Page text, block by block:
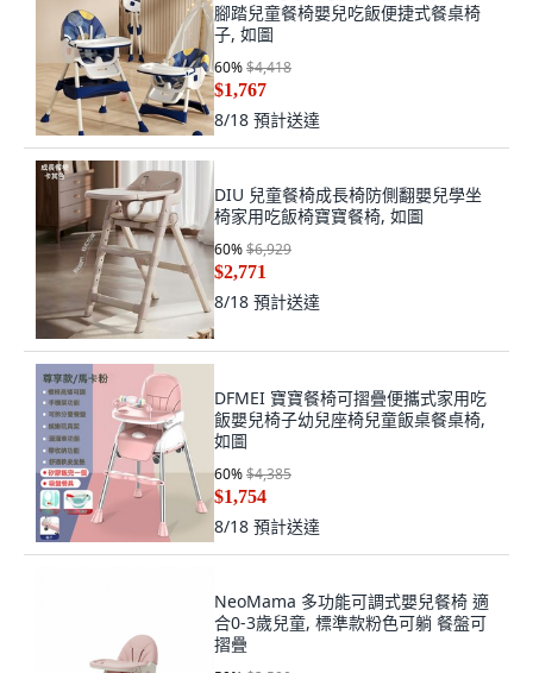
腳踏兒童餐椅嬰兒吃飯便捷式餐桌椅
子, 如圖
60%$4,418
$1,767
8/18 預計送達
DIU 兒童餐椅成長椅防側翻嬰兒學坐
椅家用吃飯椅寶寶餐椅, 如圖
60%$6,929
$2,771
8/18 預計送達
DFMEI 寶寶餐椅可摺疊便攜式家用吃
飯嬰兒椅子幼兒座椅兒童飯桌餐桌椅,
如圖
60%$4,385
$1,754
8/18 預計送達
NeoMama 多功能可調式嬰兒餐椅 適
合0-3歲兒童, 標準款粉色可躺 餐盤可
摺疊